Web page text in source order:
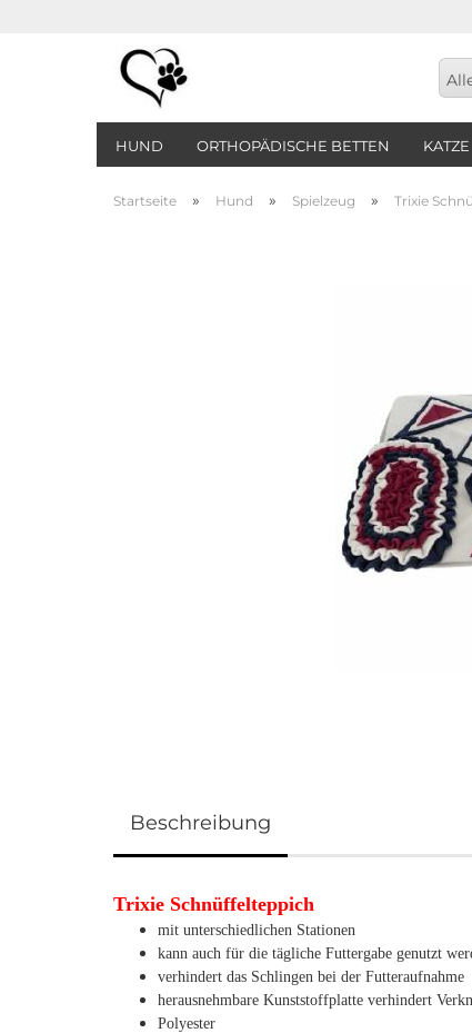
HUND ORTHOPÄDISCHE BETTEN KATZE
Startseite » Hund » Spielzeug » Trixie
Beschreibung
Trixie Schnüffelteppich
mit unterschiedlichen Stationen
kann auch für die tägliche Futtergabe genutzt
verhindert das Schlingen bei der Futteraufnahme
herausnehmbare Kunststoffplatte verhindert
Polyester